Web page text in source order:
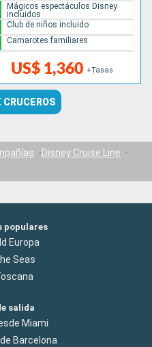
US$ 1,360 +Tasas
Mágicos espectáculos Disney
incluidos
Club de niños incluido
Camarotes familiares
Disney Cruise Line
populares
Europa
Seas
salida
Miami
Barcelona